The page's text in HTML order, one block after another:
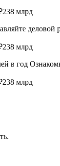
деловой
в год